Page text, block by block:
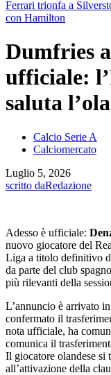
Ferrari trionfa a
con Hamilton
Dumfries
ufficiale:
saluta
Calcio Serie A
Calciomercato
Luglio 5, 2026
scritto daRedazione
Adesso è ufficiale:
nuovo giocatore del
Liga a titolo definitivo
da parte del club
più rilevanti della
L’annuncio è arrivato
confermato il
nota ufficiale, ha
comunica il
Il giocatore olandese si
all’attivazione della